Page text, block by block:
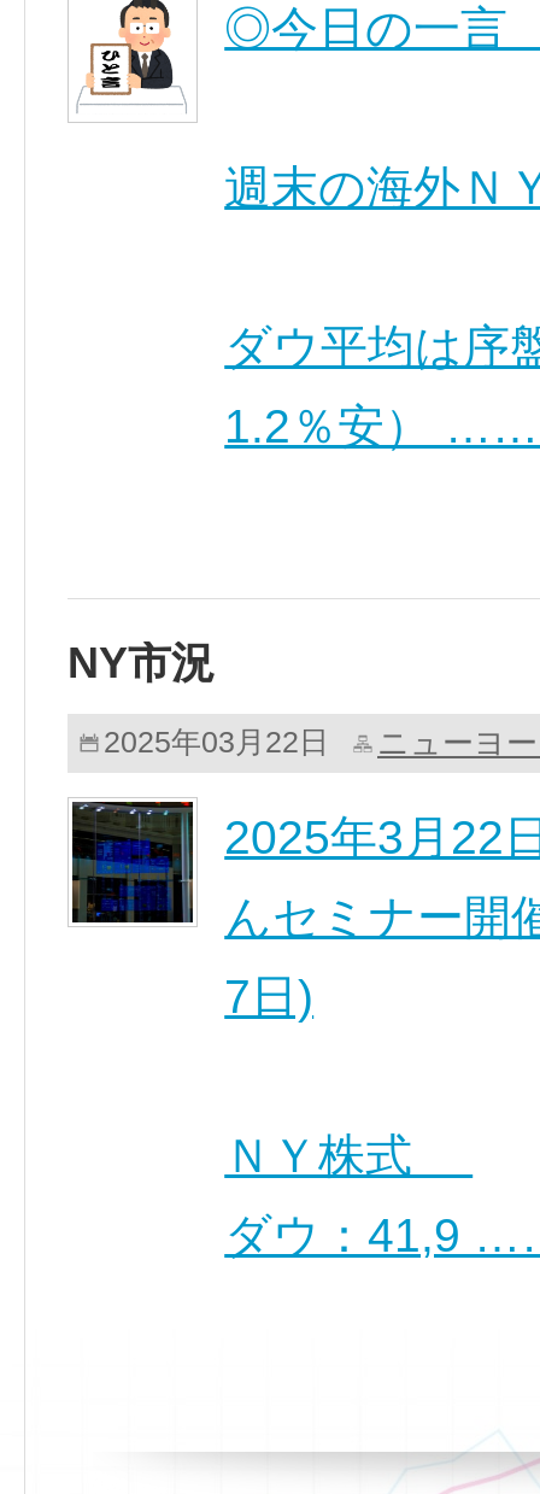
◎今日の一言
週末の海外Ｎ
ダウ平均は
1.2％安）
NY市況
2025年03月22日 ニューヨ
2025年3月22
んセミナー開
7日)
ＮＹ株式
ダウ：41,9